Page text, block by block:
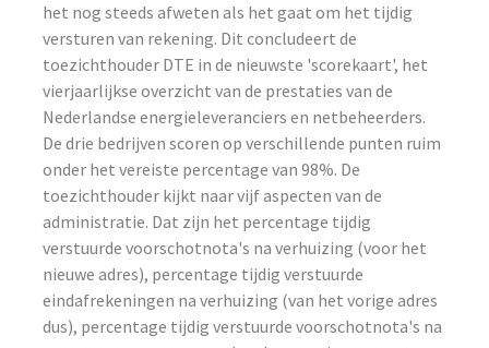
het nog steeds afweten als het gaat om het tijdig
versturen van rekening. Dit concludeert de
toezichthouder DTE in de nieuwste 'scorekaart', het
vierjaarlijkse overzicht van de prestaties van de
Nederlandse energieleveranciers en netbeheerders.
De drie bedrijven scoren op verschillende punten ruim
onder het vereiste percentage van 98%. De
toezichthouder kijkt naar vijf aspecten van de
administratie. Dat zijn het percentage tijdig
verstuurde voorschotnota's na verhuizing (voor het
nieuwe adres), percentage tijdig verstuurde
eindafrekeningen na verhuizing (van het vorige adres
dus), percentage tijdig verstuurde voorschotnota's na